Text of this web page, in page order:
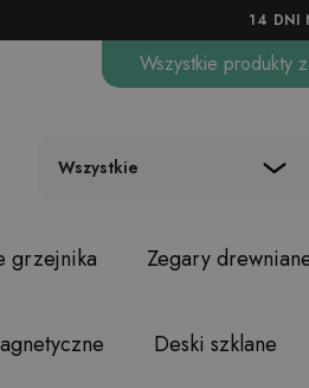
14 DNI
Wszystkie produkty
Wszystkie
grzejnika Zegary
Deski szklane